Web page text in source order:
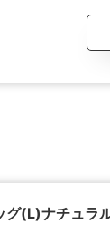
グ(L)ナチュラ